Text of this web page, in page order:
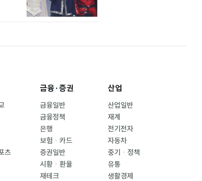
츠
금융·증권
금융일반
금융정책
은행
보험ㆍ카드
증권일반
시황ㆍ환율
재테크
산업
산업일반
재계
전기전자
자동차
중기ㆍ정책
유통
생활경제